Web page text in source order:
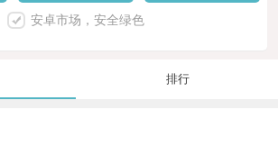
安卓市场，安全绿色
排行